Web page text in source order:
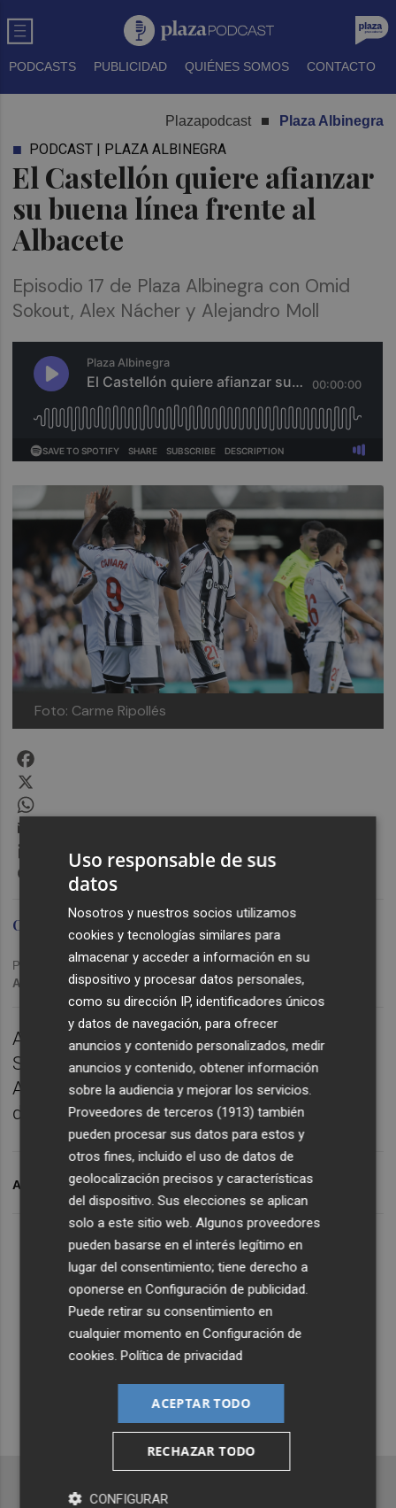
PODCASTS PUBLICIDAD QUIÉNES SOMOS CONTACTO
Plazapodcast Plaza Albinegra
El Castellón quiere afianzar
su buena línea frente al
Albacete
PODCAST | PLAZA ALBINEGRA
Episodio 17 de Plaza Albinegra con Omid
Sokout, Alex Nácher y Alejandro Moll
Foto: Carme Ripollés
Lo Más Escuchado
Suscríbete al canal de
Whatsapp
Siempre al día de las últimas noticias
¡Quiero suscribirme!
Messenger
Omid Sokout
Publicado: 17/10/2025 · 19:14
Actualizado: 17/10/2025 · 19:23
Analizamos el partido de este domingo en el
SkyFi Castalia entre el CD Castellón y el
Albacete Balompié y escuchamos las
declaraciones de Pablo Hernández.
ARCHIVADO EN CD CASTELLÓN FÚTBOL
Uso responsable de sus
datos
Nosotros y nuestros socios utilizamos
cookies y tecnologías similares para
almacenar y acceder a información en su
dispositivo y procesar datos personales,
como su dirección IP, identificadores únicos
y datos de navegación, para ofrecer
anuncios y contenido personalizados, medir
anuncios y contenido, obtener información
sobre la audiencia y mejorar los servicios.
Proveedores de terceros (1913) también
pueden procesar sus datos para estos y
otros fines, incluido el uso de datos de
geolocalización precisos y características
del dispositivo. Sus elecciones se aplican
solo a este sitio web. Algunos proveedores
pueden basarse en el interés legítimo en
lugar del consentimiento; tiene derecho a
oponerse enConfiguración de publicidad.
Puede retirar su consentimiento en
cualquier momento enConfiguración de
cookies.Política de privacidad
ACEPTAR TODO
RECHAZAR TODO
CONFIGURAR